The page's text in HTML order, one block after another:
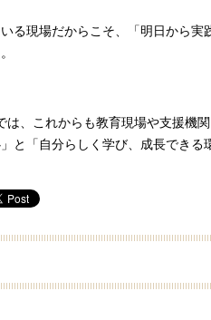
る現場だからこそ、「明日から実
、これからも教育現場や支援機
と「自分らしく学び、成長できる